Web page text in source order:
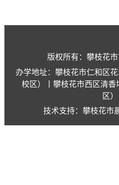
版权所有：攀枝花
办学地址：攀枝花市仁和区
校区）丨攀枝花市西区清
区）
技术支持：攀枝花市